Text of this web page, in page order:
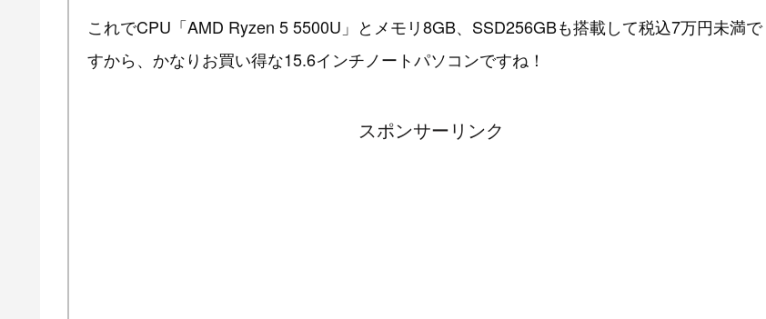
これでCPU「AMD Ryzen 5 5500U」とメモリ8GB、SSD256GBも搭載して税込7万円未満で
すから、かなりお買い得な15.6インチノートパソコンですね！
スポンサーリンク